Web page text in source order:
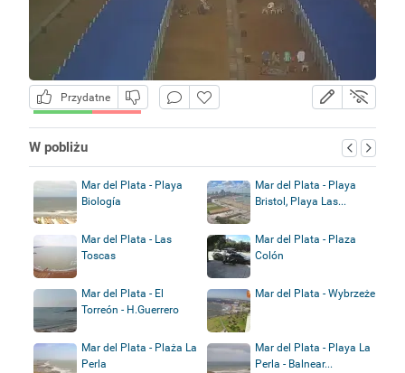
Przydatne
W pobliżu
Mar del Plata - Playa
Biología
Mar del Plata - Playa
Bristol, Playa Las...
Mar del Plata - Las
Toscas
Mar del Plata - Plaza
Colón
Mar del Plata - El
Torreón - H.Guerrero
Mar del Plata - Wybrzeże
Mar del Plata - Plaża La
Perla
Mar del Plata - Playa La
Perla - Balnear...